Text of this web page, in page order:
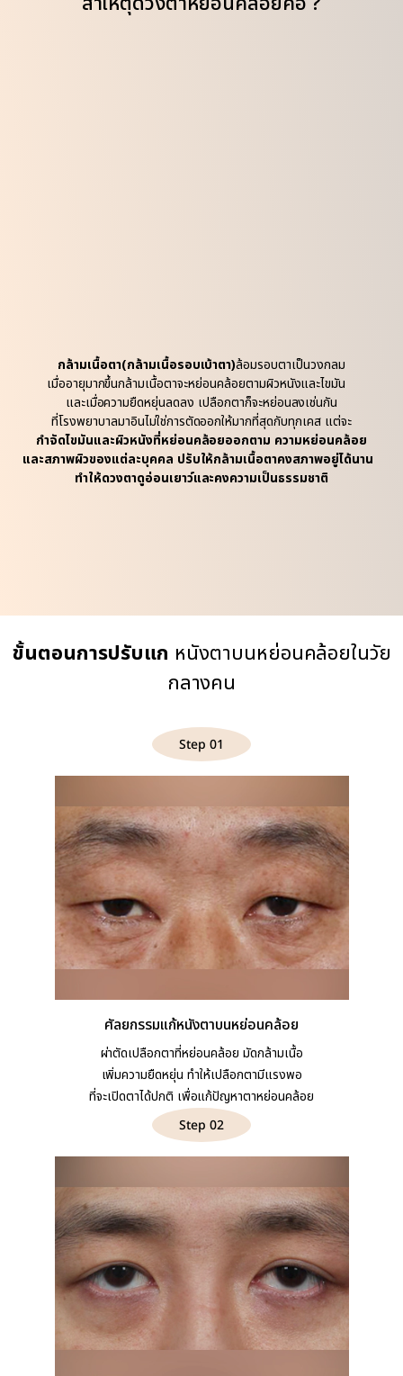
กล้ามเนื้อตา(กล้ามเนื้อรอบเบ้าตา)ล้อมรอบตาเป็นวงกลม
เมื่ออายุมากขึ้นกล้ามเนื้อตาจะหย่อนคล้อยตามผิวหนังและไขมัน
และเมื่อความยืดหยุ่นลดลง เปลือกตาก็จะหย่อนลงเช่นกัน
ที่โรงพยาบาลมาอินไม่ใช่การตัดออกให้มากที่สุดกับทุกเคส แต่จะ
กำจัดไขมันและผิวหนังที่หย่อนคล้อยออกตาม ความหย่อนคล้อย
และสภาพผิวของแต่ละบุคคล ปรับให้กล้ามเนื้อตาคงสภาพอยู่ได้นาน
ทำให้ดวงตาดูอ่อนเยาว์และคงความเป็นธรรมชาติ
ขั้นตอนการปรับแก หนังตาบนหย่อนคล้อยในวัย
กลางคน
Step 01
ศัลยกรรมแก้หนังตาบนหย่อนคล้อย
ผ่าตัดเปลือกตาที่หย่อนคล้อย มัดกล้ามเนื้อ
เพิ่มความยืดหยุ่น ทำให้เปลือกตามีแรงพอ
ที่จะเปิดตาได้ปกติ เพื่อแก้ปัญหาตาหย่อนคล้อย
Step 02